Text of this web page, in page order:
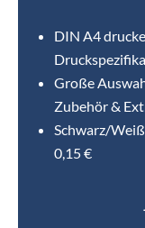
DIN A4
Große
Zubehör &
Schwarz/
0,15 €